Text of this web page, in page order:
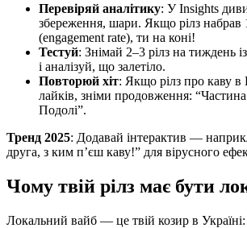
Перевіряй аналітику: У Insights
збереження, шари. Якщо рілз набрав
(engagement rate), ти на коні!
Тестуй: Знімай 2–3 рілз на тиждень
і аналізуй, що залетіло.
Повторюй хіт: Якщо рілз про каву в
лайків, зніми продовження:
Подолі”.
Тренд 2025: Додавай інтерактив —
друга, з ким п’єш каву!” для вірусного
Чому твій рілз має бути
Локальний вайб — це твій козир в Україні: